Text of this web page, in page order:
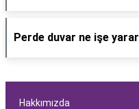
Perde duvar ne işe
Hakkımızda